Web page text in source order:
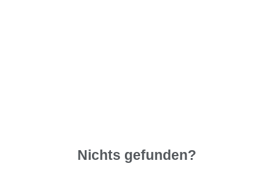
Nichts gefunden?